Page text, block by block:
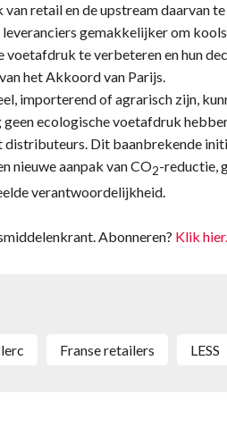
retail en de upstream daarvan
gemakkelijker om
voetafdruk te verbeteren en hun
het Akkoord van Parijs.
importerend of agrarisch zijn,
ecologische voetafdruk
distributeurs. Dit baanbrekende
nieuwe aanpak van CO2-reductie,
verantwoordelijkheid.
Abonneren? Klik hier.
Franse retailers LESS